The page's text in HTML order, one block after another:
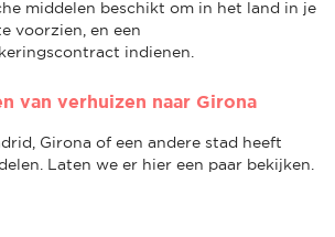
middelen beschikt om in het land in je
voorzien, en een
indienen.
van verhuizen naar Girona
Girona of een andere stad heeft
Laten we er hier een paar bekijken.